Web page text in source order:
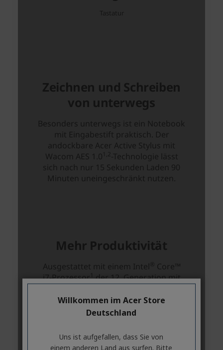
Willkommen im Acer Store
Deutschland
Uns ist aufgefallen, dass Sie von
einem anderen Land aus surfen. Bitte